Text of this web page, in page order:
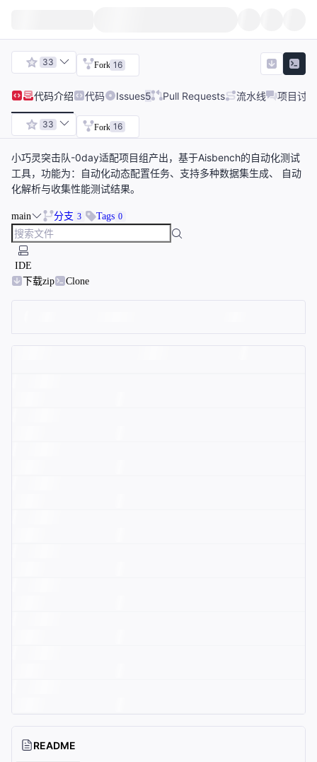
33 Fork 16
代码介绍 代码 Issues5 Pull Requests 流水线 项目讨论
33 Fork 16
小巧灵突击队-0day适配项目组产出，基于Aisbench的自动化测试
工具，功能为：自动化动态配置任务、支持多种数据集生成、 自动
化解析与收集性能测试结果。
main 分支 3 Tags 0
IDE
下载zip
Clone
README